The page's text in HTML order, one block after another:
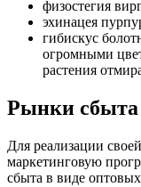
физостегия
эхинацея
гибискус
огромными
растения
Рынки сбыта
Для реализации
маркетинговую
сбыта в виде